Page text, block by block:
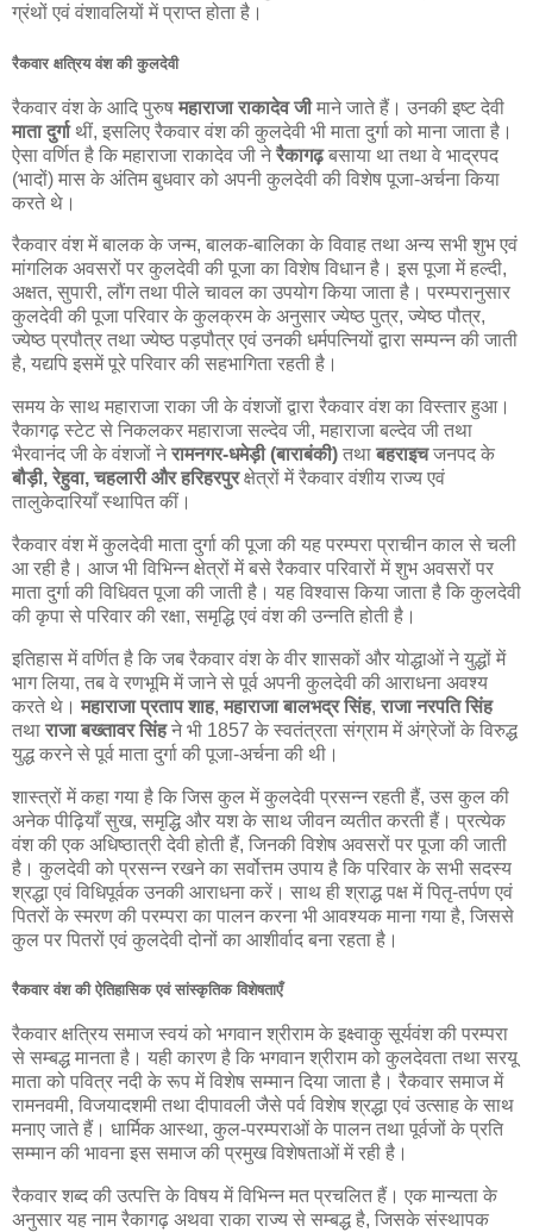
ग्रंथों एवं वंशावलियों में प्राप्त होता है।
रैकवार क्षत्रिय वंश की कुलदेवी
रैकवार वंश के आदि पुरुषमहाराजा राकादेव जीमाने जाते हैं। उनकी इष्ट देवी
माता दुर्गाथीं, इसलिए रैकवार वंश की कुलदेवी भी माता दुर्गा को माना जाता है।
ऐसा वर्णित है कि महाराजा राकादेव जी नेरैकागढ़बसाया था तथा वे भाद्रपद
(भादों) मास के अंतिम बुधवार को अपनी कुलदेवी की विशेष पूजा-अर्चना किया
करते थे।
रैकवार वंश में बालक के जन्म, बालक-बालिका के विवाह तथा अन्य सभी शुभ एवं
मांगलिक अवसरों पर कुलदेवी की पूजा का विशेष विधान है। इस पूजा में हल्दी,
अक्षत, सुपारी, लौंग तथा पीले चावल का उपयोग किया जाता है। परम्परानुसार
कुलदेवी की पूजा परिवार के कुलक्रम के अनुसार ज्येष्ठ पुत्र, ज्येष्ठ पौत्र,
ज्येष्ठ प्रपौत्र तथा ज्येष्ठ पड़पौत्र एवं उनकी धर्मपत्नियों द्वारा सम्पन्न की जाती
है, यद्यपि इसमें पूरे परिवार की सहभागिता रहती है।
समय के साथ महाराजा राका जी के वंशजों द्वारा रैकवार वंश का विस्तार हुआ।
रैकागढ़ स्टेट से निकलकर महाराजा सल्देव जी, महाराजा बल्देव जी तथा
भैरवानंद जी के वंशजों नेरामनगर-धमेड़ी (बाराबंकी) तथाबहराइचजनपद के
बौड़ी, रेहुवा, चहलारी और हरिहरपुरक्षेत्रों में रैकवार वंशीय राज्य एवं
तालुकेदारियाँ स्थापित कीं।
रैकवार वंश में कुलदेवी माता दुर्गा की पूजा की यह परम्परा प्राचीन काल से चली
आ रही है। आज भी विभिन्न क्षेत्रों में बसे रैकवार परिवारों में शुभ अवसरों पर
माता दुर्गा की विधिवत पूजा की जाती है। यह विश्वास किया जाता है कि कुलदेवी
की कृपा से परिवार की रक्षा, समृद्धि एवं वंश की उन्नति होती है।
इतिहास में वर्णित है कि जब रैकवार वंश के वीर शासकों और योद्धाओं ने युद्धों में
भाग लिया, तब वे रणभूमि में जाने से पूर्व अपनी कुलदेवी की आराधना अवश्य
करते थे।महाराजा प्रताप शाह,महाराजा बालभद्र सिंह,राजा नरपति सिंह
तथाराजा बख्तावर सिंहने भी 1857 के स्वतंत्रता संग्राम में अंग्रेजों के विरुद्ध
युद्ध करने से पूर्व माता दुर्गा की पूजा-अर्चना की थी।
शास्त्रों में कहा गया है कि जिस कुल में कुलदेवी प्रसन्न रहती हैं, उस कुल की
अनेक पीढ़ियाँ सुख, समृद्धि और यश के साथ जीवन व्यतीत करती हैं। प्रत्येक
वंश की एक अधिष्ठात्री देवी होती हैं, जिनकी विशेष अवसरों पर पूजा की जाती
है। कुलदेवी को प्रसन्न रखने का सर्वोत्तम उपाय है कि परिवार के सभी सदस्य
श्रद्धा एवं विधिपूर्वक उनकी आराधना करें। साथ ही श्राद्ध पक्ष में पितृ-तर्पण एवं
पितरों के स्मरण की परम्परा का पालन करना भी आवश्यक माना गया है, जिससे
कुल पर पितरों एवं कुलदेवी दोनों का आशीर्वाद बना रहता है।
रैकवार वंश की ऐतिहासिक एवं सांस्कृतिक विशेषताएँ
रैकवार क्षत्रिय समाज स्वयं को भगवान श्रीराम के इक्ष्वाकु सूर्यवंश की परम्परा
से सम्बद्ध मानता है। यही कारण है कि भगवान श्रीराम को कुलदेवता तथा सरयू
माता को पवित्र नदी के रूप में विशेष सम्मान दिया जाता है। रैकवार समाज में
रामनवमी, विजयादशमी तथा दीपावली जैसे पर्व विशेष श्रद्धा एवं उत्साह के साथ
मनाए जाते हैं। धार्मिक आस्था, कुल-परम्पराओं के पालन तथा पूर्वजों के प्रति
सम्मान की भावना इस समाज की प्रमुख विशेषताओं में रही है।
रैकवार शब्द की उत्पत्ति के विषय में विभिन्न मत प्रचलित हैं। एक मान्यता के
अनुसार यह नाम रैकागढ़ अथवा राका राज्य से सम्बद्ध है, जिसके संस्थापक